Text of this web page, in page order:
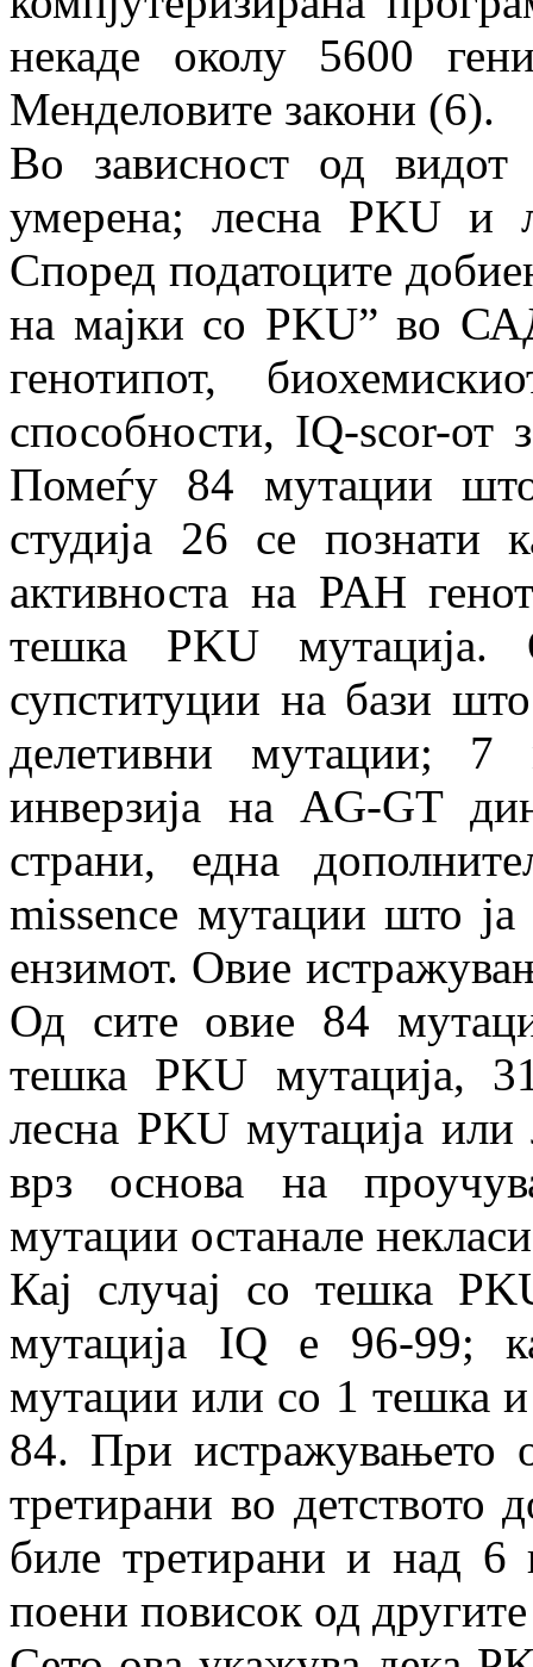
некаде околу 5600
Менделовите закони (6).
Во зависност од видот
умерена; лесна PKU и
Според податоците
на мајки со PKU” во
генотипот,
способности, IQ-scor-от
Помеѓу 84 мутации
студија 26 се познати
активноста на PAH
тешка PKU мутација.
супституции на бази
делетивни мутации;
инверзија на AG-GT
страни, една
missence мутации што ја
ензимот. Овие
Од сите овие 84
тешка PKU мутација,
лесна PKU мутација или
врз основа на
мутации останале
Кај случај со тешка
мутација IQ е 96-99;
мутации или со 1 тешка
84. При истражувањето
третирани во детството
биле третирани и над 6
поени повисок од